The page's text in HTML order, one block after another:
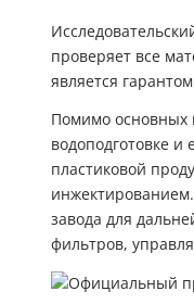
проверяет все
является
Помимо основных
водоподготовке и
пластиковой
завода для
фильтров,